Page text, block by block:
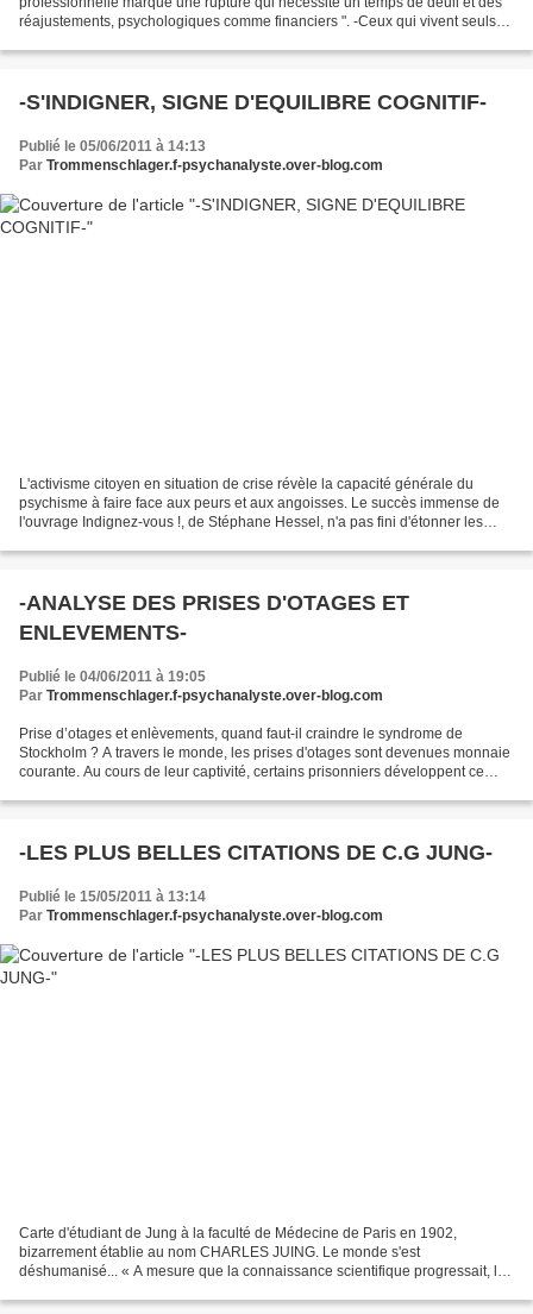
réajustements, psychologiques comme financiers ". -Ceux qui vivent seuls
-S'INDIGNER, SIGNE D'EQUILIBRE COGNITIF-
Publié le 05/06/2011 à 14:13
Par Trommenschlager.f-psychanalyste.over-blog.com
L'activisme citoyen en situation de crise révèle la capacité générale du
psychisme à faire face aux peurs et aux angoisses. Le succès immense de
l'ouvrage Indignez-vous !, de Stéphane Hessel, n'a pas fini d'étonner les
-ANALYSE DES PRISES D'OTAGES ET
ENLEVEMENTS-
Publié le 04/06/2011 à 19:05
Par Trommenschlager.f-psychanalyste.over-blog.com
Prise d’otages et enlèvements, quand faut-il craindre le syndrome de
Stockholm ? A travers le monde, les prises d'otages sont devenues monnaie
courante. Au cours de leur captivité, certains prisonniers développent ce
-LES PLUS BELLES CITATIONS DE C.G JUNG-
Publié le 15/05/2011 à 13:14
Par Trommenschlager.f-psychanalyste.over-blog.com
Carte d'étudiant de Jung à la faculté de Médecine de Paris en 1902,
bizarrement établie au nom CHARLES JUING. Le monde s'est
déshumanisé... « A mesure que la connaissance scientifique progressait, le